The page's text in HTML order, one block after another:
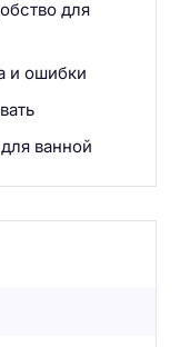
для
и ошибки
ванной